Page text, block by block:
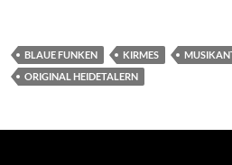
BLAUE FUNKEN KIRMES
ORIGINAL HEIDETALERN